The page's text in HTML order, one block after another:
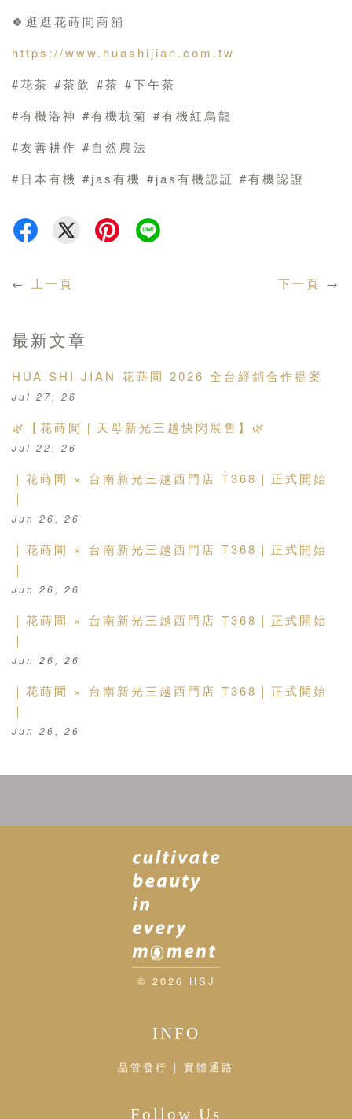
🍀逛逛花蒔間商舖
https://www.huashijian.com.tw
#花茶 #茶飲 #茶 #下午茶
#有機洛神 #有機杭菊 #有機紅烏龍
#友善耕作 #自然農法
#日本有機 #jas有機 #jas有機認証 #有機認證
← 上一頁 下一頁 →
最新文章
HUA SHI JIAN 花蒔間 2026 全台經銷合作提案
Jul 27, 26
🌿【花蒔間｜天母新光三越快閃展售】🌿
Jul 22, 26
｜花蒔間 × 台南新光三越西門店 T368｜正式開始
｜
Jun 26, 26
｜花蒔間 × 台南新光三越西門店 T368｜正式開始
｜
Jun 26, 26
｜花蒔間 × 台南新光三越西門店 T368｜正式開始
｜
Jun 26, 26
｜花蒔間 × 台南新光三越西門店 T368｜正式開始
｜
Jun 26, 26
© 2026 HSJ
INFO
品管發行 | 實體通路
Follow Us